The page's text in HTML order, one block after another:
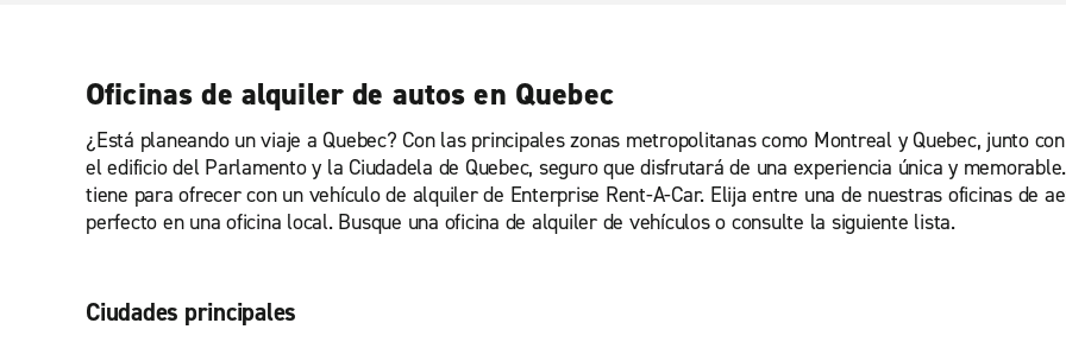
Oficinas de alquiler de autos en Quebec
¿Está planeando un viaje a Quebec? Con las principales zonas metropolitanas como Montreal y Quebec, junto
el edificio del Parlamento y la Ciudadela de Quebec, seguro que disfrutará de una experiencia única y
tiene para ofrecer con un vehículo de alquiler de Enterprise Rent-A-Car. Elija entre una de nuestras oficinas de
perfecto en una oficina local. Busque una oficina de alquiler de vehículos o consulte la siguiente lista.
Ciudades principales